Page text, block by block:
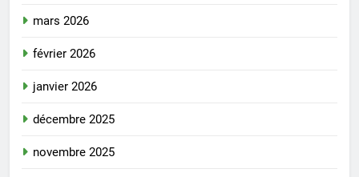
mars 2026
février 2026
janvier 2026
décembre 2025
novembre 2025